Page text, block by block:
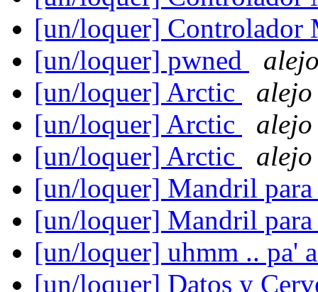
[un/loquer]
[un/loquer] pwned
[un/loquer] Arctic
alejo
[un/loquer] Arctic
alejo
[un/loquer] Arctic
alejo
[un/loquer] Mandril
[un/loquer] Mandril
[un/loquer] uhmm .. pa'
[un/loquer] Datos y